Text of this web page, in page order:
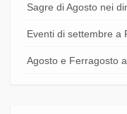
Sagre di Agosto nei
Eventi di settembre a
Agosto e Ferragosto